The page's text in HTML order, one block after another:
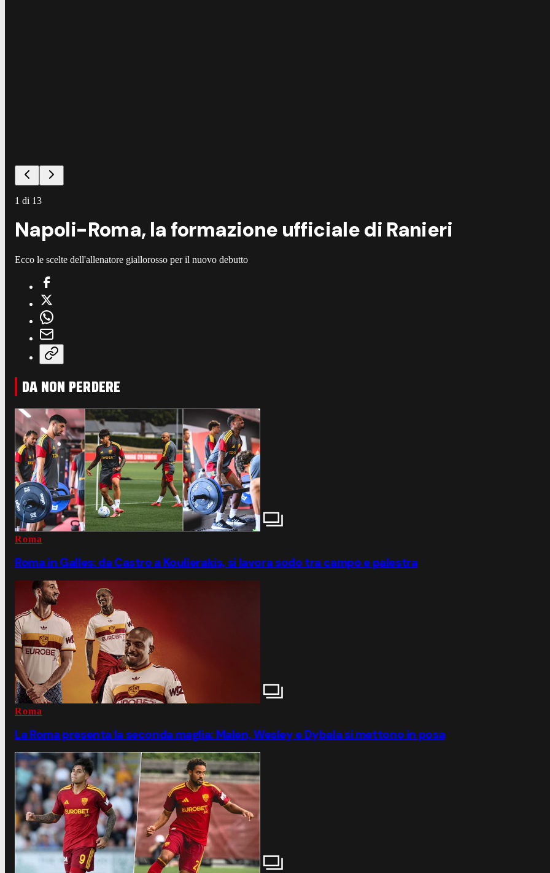
1 di 13
Napoli-Roma, la formazione ufficiale di Ranieri
Ecco le scelte dell'allenatore giallorosso per il nuovo debutto
DA NON PERDERE
Roma
Roma in Galles: da Castro a Koulierakis, si lavora sodo tra campo e palestra
Roma
La Roma presenta la seconda maglia: Malen, Wesley e Dybala si mettono in posa